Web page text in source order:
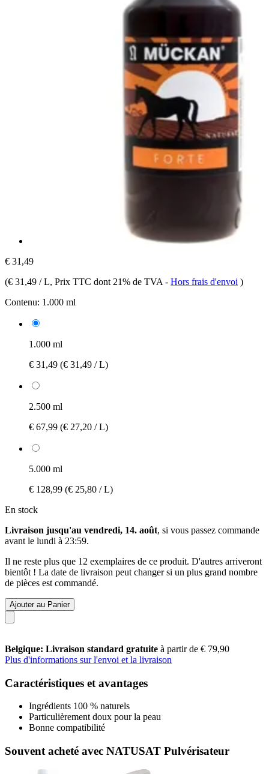
€ 31,49
(€ 31,49 / L, Prix TTC dont 21% de TVA - Hors frais d'envoi )
Contenu: 1.000 ml
1.000 ml
€ 31,49 (€ 31,49 / L)
2.500 ml
€ 67,99 (€ 27,20 / L)
5.000 ml
€ 128,99 (€ 25,80 / L)
En stock
Livraison jusqu'au vendredi, 14. août, si vous passez commande
avant le lundi à 23:59.
Il ne reste plus que 12 exemplaires de ce produit. D'autres arriveront
bientôt ! La date de livraison peut changer si un plus grand nombre
de pièces est commandé.
Ajouter au Panier
Belgique: Livraison standard gratuite à partir de € 79,90
Plus d'informations sur l'envoi et la livraison
Caractéristiques et avantages
Ingrédients 100 % naturels
Particulièrement doux pour la peau
Bonne compatibilité
Souvent acheté avec NATUSAT Pulvérisateur